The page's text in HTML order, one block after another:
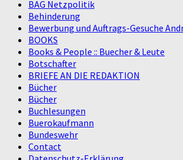
BAG Netzpolitik
Behinderung
Bewerbung und Auftrags-Gesuche
BOOKS
Books & People :: Buecher & Leute
Botschafter
BRIEFE AN DIE REDAKTION
Bücher
Bücher
Buchlesungen
Buerokaufmann
Bundeswehr
Contact